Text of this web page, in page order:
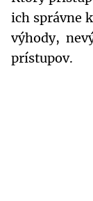
ich správne
výhody,
prístupov.